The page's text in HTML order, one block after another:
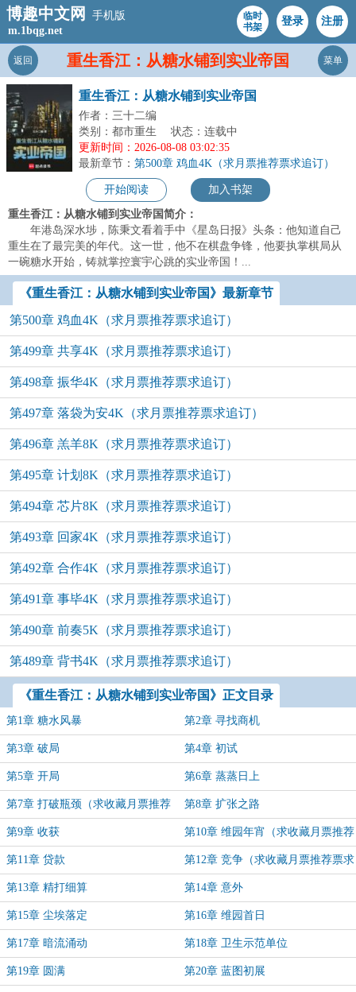
博趣中文网
手机版
m.1bqg.net
临时
书架
登录 注册
重生香江：从糖水铺到实业帝国
返回 菜单
重生香江：从糖水铺到实业帝国
作者：三十二编
类别：都市重生
状态：连载中
更新时间：2026-08-08 03:02:35
最新章节： 第500章 鸡血4K（求月票推荐票求追订）
开始阅读 加入书架
重生香江：从糖水铺到实业帝国简介：
年港岛深水埗，陈秉文看着手中《星岛日报》头条：他知道自己
重生在了最完美的年代。这一世，他不在棋盘争锋，他要执掌棋局从
一碗糖水开始，铸就掌控寰宇心跳的实业帝国！...
《重生香江：从糖水铺到实业帝国》最新章节
第500章 鸡血4K（求月票推荐票求追订）
第499章 共享4K（求月票推荐票求追订）
第498章 振华4K（求月票推荐票求追订）
第497章 落袋为安4K（求月票推荐票求追订）
第496章 羔羊8K（求月票推荐票求追订）
第495章 计划8K（求月票推荐票求追订）
第494章 芯片8K（求月票推荐票求追订）
第493章 回家4K（求月票推荐票求追订）
第492章 合作4K（求月票推荐票求追订）
第491章 事毕4K（求月票推荐票求追订）
第490章 前奏5K（求月票推荐票求追订）
第489章 背书4K（求月票推荐票求追订）
《重生香江：从糖水铺到实业帝国》正文目录
第1章 糖水风暴 第2章 寻找商机
第3章 破局 第4章 初试
第5章 开局 第6章 蒸蒸日上
第7章 打破瓶颈（求收藏月票推荐
票）
第8章 扩张之路
第9章 收获 第10章 维园年宵（求收藏月票推荐
票）
第11章 贷款 第12章 竞争（求收藏月票推荐票求
追读）
第13章 精打细算 第14章 意外
第15章 尘埃落定 第16章 维园首日
第17章 暗流涌动 第18章 卫生示范单位
第19章 圆满 第20章 蓝图初展